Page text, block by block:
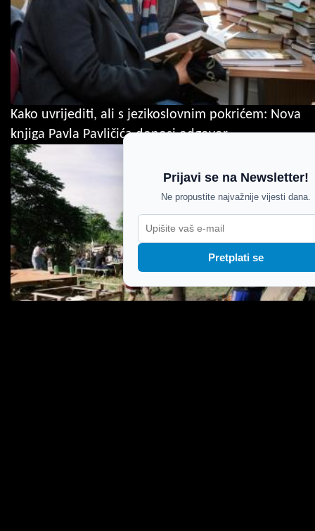
Kako uvrijediti, ali s jezikoslovnim pokrićem: Nova
knjiga Pavla Pavličića donosi odgovor
Prijavi se na Newsletter!
Ne propustite najvažnije vijesti dana.
Pretplati se